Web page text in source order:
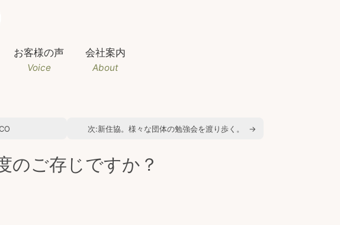
お客様の声
Voice
会社案内
About
次:新住協。様々な団体の勉強会を渡り歩く。 →
のご存じですか？